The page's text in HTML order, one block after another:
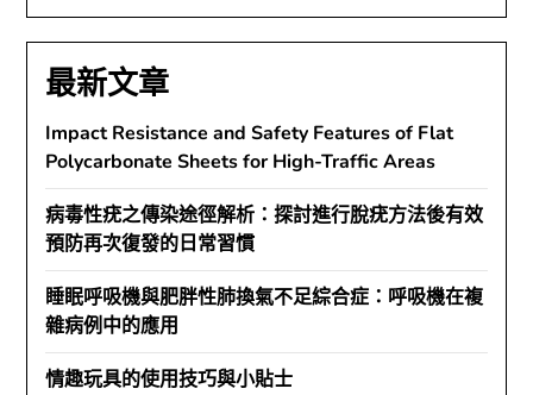
最新文章
Impact Resistance and Safety Features of Flat
Polycarbonate Sheets for High-Traffic Areas
病毒性疣之傳染途徑解析：探討進行脫疣方法後有效
預防再次復發的日常習慣
睡眠呼吸機與肥胖性肺換氣不足綜合症：呼吸機在複
雜病例中的應用
情趣玩具的使用技巧與小貼士